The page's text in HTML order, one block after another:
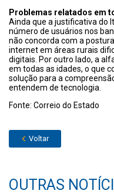
Problemas relatados em
Ainda que a justificativa do
número de usuários nos
não concorda com a
internet em áreas rurais
digitais. Por outro lado, a
em todas as idades, o que
solução para a
entendem de tecnologia.
Fonte: Correio do Estado
Voltar
OUTRAS